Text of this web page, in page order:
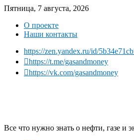
Пятница, 7 августа, 2026
О проекте
Наши контакты
https://zen.yandex.ru/id/
https://t.me/gasandmoney
https://vk.com/gasandmoney
Все что нужно знать о нефти, газе и